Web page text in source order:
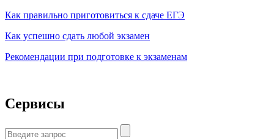
Как правильно приготовиться к сдаче ЕГЭ
Как успешно сдать любой экзамен
Рекомендации при подготовке к экзаменам
Сервисы
Найти: